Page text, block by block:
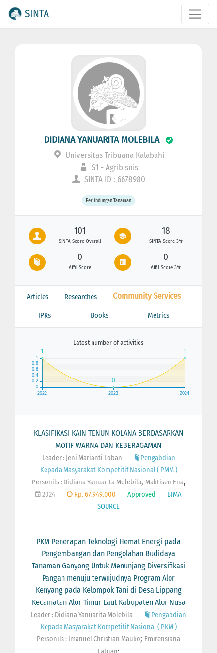
SINTA
DIDIANA YANUARITA MOLEBILA
Universitas Tribuana Kalabahi
S1 - Agribisnis
SINTA ID : 6678980
Perlindungan Tanaman
101
SINTA Score Overall
18
SINTA Score 3Yr
0
Affil Score
0
Affil Score 3Yr
Articles Researches Community Services
IPRs Books Metrics
Latest number of activities
KLASIFIKASI KAIN TENUN KOLANA BERDASARKAN
MOTIF WARNA DAN KEBERAGAMAN
Leader : Jeni Marianti Loban
Pengabdian
Kepada Masyarakat Kompetitif Nasional ( PMM )
Personils : Didiana Yanuarita Molebila; Maktisen Ena;
2024 Rp. 67.949.000 Approved
BIMA
SOURCE
PKM Penerapan Teknologi Hemat Energi pada
Pengembangan dan Pengolahan Budidaya
Tanaman Ganyong Untuk Menunjang Diversifikasi
Pangan menuju terwujudnya Program Alor
Kenyang pada Kelompok Tani di Desa Lippang
Kecamatan Alor Timur Laut Kabupaten Alor Nusa
Leader : Didiana Yanuarita Molebila
Pengabdian
Kepada Masyarakat Kompetitif Nasional ( PKM )
Personils : Imanuel Christian Mauko; Emirensiana
Latuan;